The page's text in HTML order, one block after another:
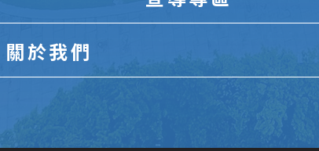
關於我們